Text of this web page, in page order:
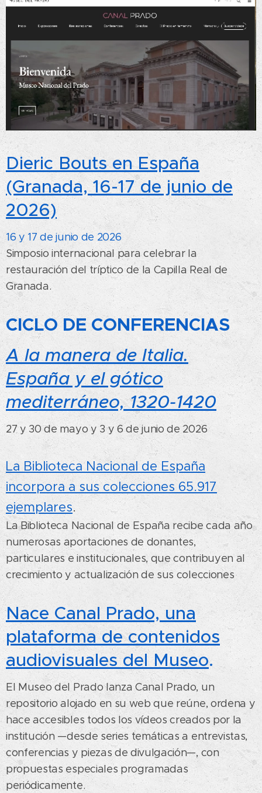
Dieric Bouts en España
(Granada, 16-17 de junio de
2026)
16 y 17 de junio de 2026
Simposio internacional para celebrar la
restauración del tríptico de la Capilla Real de
Granada.
CICLO DE CONFERENCIAS
A la manera de Italia.
España y el gótico
mediterráneo, 1320-1420
27 y 30 de mayo y 3 y 6 de junio de 2026
La Biblioteca Nacional de España
incorpora a sus colecciones 65.917
ejemplares.
La Biblioteca Nacional de España recibe cada año
numerosas aportaciones de donantes,
particulares e institucionales, que contribuyen al
crecimiento y actualización de sus colecciones
Nace Canal Prado, una
plataforma de contenidos
audiovisuales del Museo.
El Museo del Prado lanza Canal Prado, un
repositorio alojado en su web que reúne, ordena y
hace accesibles todos los vídeos creados por la
institución —desde series temáticas a entrevistas,
conferencias y piezas de divulgación—, con
propuestas especiales programadas
periódicamente.